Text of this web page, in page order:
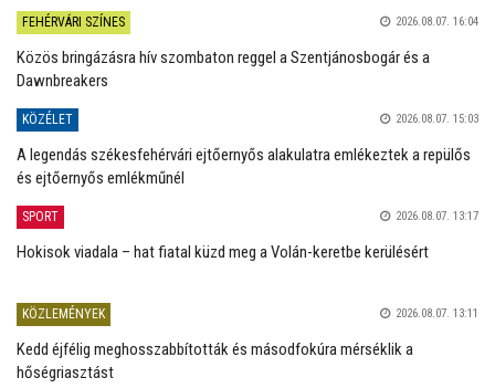
FEHÉRVÁRI SZÍNES 2026.08.07. 16:04
Közös bringázásra hív szombaton reggel a Szentjánosbogár és a
Dawnbreakers
KÖZÉLET 2026.08.07. 15:03
A legendás székesfehérvári ejtőernyős alakulatra emlékeztek a repülős
és ejtőernyős emlékműnél
SPORT 2026.08.07. 13:17
Hokisok viadala – hat fiatal küzd meg a Volán-keretbe kerülésért
KÖZLEMÉNYEK 2026.08.07. 13:11
Kedd éjfélig meghosszabbították és másodfokúra mérséklik a
hőségriasztást